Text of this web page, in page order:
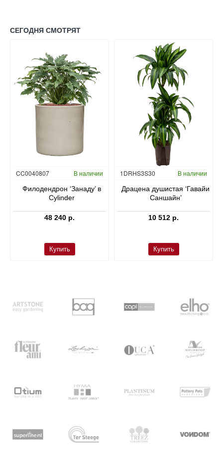
СЕГОДНЯ СМОТРЯТ
CC0040807 В наличии
Филодендрон ‘Занаду’ в
Cylinder
48 240 р.
Купить
Гидропоника
1DRHS3S30 В наличии
Драцена душистая ‘Гавайи
Саншайн’
10 512 р.
Купить